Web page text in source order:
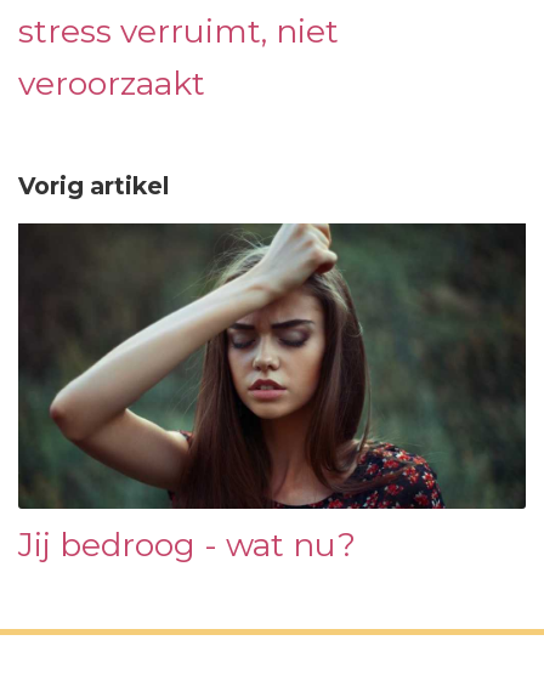
stress verruimt, niet
veroorzaakt
Vorig artikel
Jij bedroog - wat nu?